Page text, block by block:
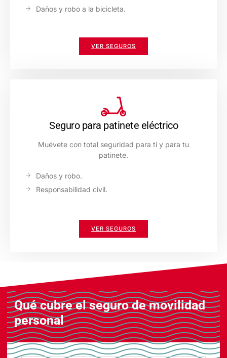
Daños y robo a la bicicleta.
VER SEGUROS
Seguro para patinete eléctrico
Muévete con total seguridad para ti y para tu
patinete.
Daños y robo.
Responsabilidad civil.
VER SEGUROS
Qué cubre el seguro de movilidad
personal